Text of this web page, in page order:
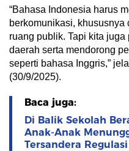
“Bahasa Indonesia harus
berkomunikasi, khususnya
ruang publik. Tapi kita
daerah serta mendorong
seperti bahasa Inggris,”
(30/9/2025).
Baca juga:
Di Balik Sekolah
Anak-Anak
Tersandera